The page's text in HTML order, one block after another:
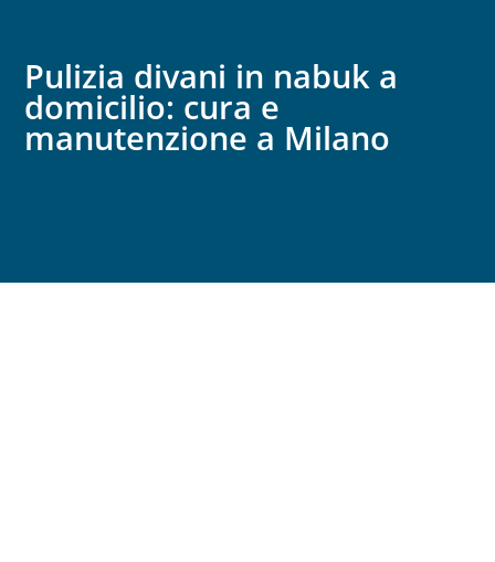
Pulizia divani in nabuk a
domicilio: cura e
manutenzione a Milano